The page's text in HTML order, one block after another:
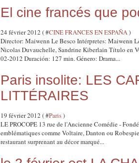
El cine francés que
24 février 2012 ( #CINE FRANCES EN ESPAÑA)
Director: Maiwenn Le Besco Intérpretes: Maiwenn
Nicolas Duvauchelle, Sandrine Kiberlain Título en
02-2012 Duración: 127 min. Género: Drama...
Paris insolite: LES
LITTÉRAIRES
19 février 2012 ( #Paris)
LE PROCOPE 13 rue de l'Ancienne Comédie -
emblématiques comme Voltaire, Danton ou
restaurant surprenant au décor marqué...